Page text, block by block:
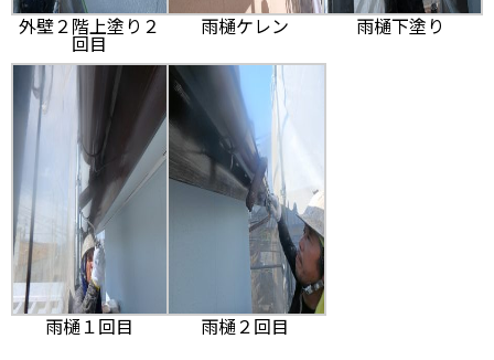
外壁２階上塗り２
回目
雨樋ケレン 雨樋下塗り
雨樋１回目 雨樋２回目